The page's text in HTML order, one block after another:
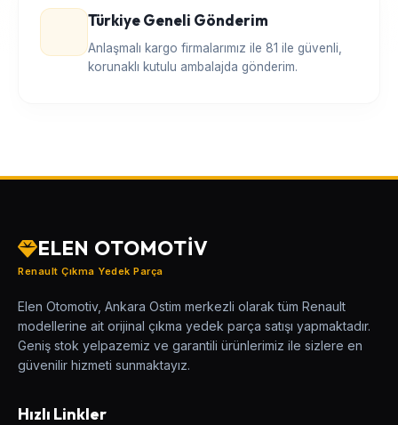
Türkiye Geneli Gönderim
Anlaşmalı kargo firmalarımız ile 81 ile güvenli,
korunaklı kutulu ambalajda gönderim.
ELEN OTOMOTİV
Renault Çıkma Yedek Parça
Elen Otomotiv, Ankara Ostim merkezli olarak tüm Renault
modellerine ait orijinal çıkma yedek parça satışı yapmaktadır.
Geniş stok yelpazemiz ve garantili ürünlerimiz ile sizlere en
güvenilir hizmeti sunmaktayız.
Hızlı Linkler